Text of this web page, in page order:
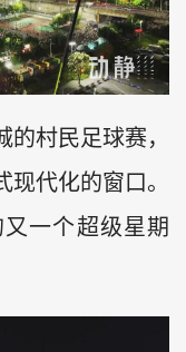
村民足球赛，
代化的窗口。
一个超级星期